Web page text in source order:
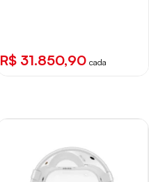
R$ 31.850,90 cada